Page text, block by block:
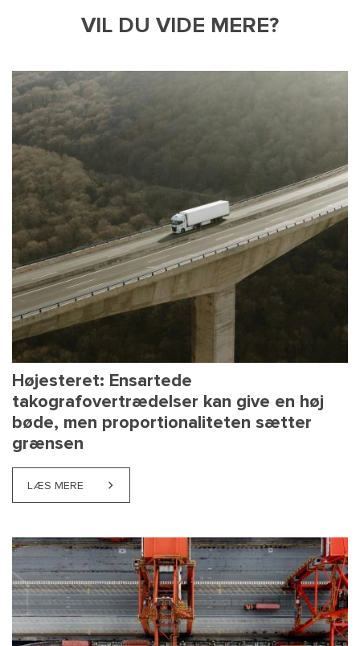
VIL DU VIDE MERE?
Højesteret: Ensartede
takografovertrædelser kan give en høj
bøde, men proportionaliteten sætter
grænsen
LÆS MERE ABOUT HØJESTERET: ENSARTEDE